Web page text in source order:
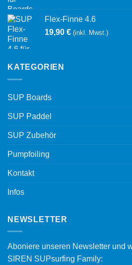
Flex-Finne 4.6
19,90 € (inkl. Mwst.)
KATEGORIEN
SUP Boards
SUP Paddel
SUP Zubehör
Pumpfoiling
Kontakt
Infos
NEWSLETTER
Aboniere unseren Newsletter und
SIREN SUPsurfing Family: